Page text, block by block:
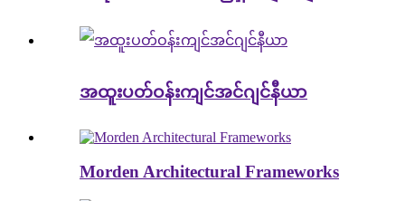
အထူးပတ်ဝန်းကျင်အင်ဂျင်နီယာ
Morden Architectural Frameworks